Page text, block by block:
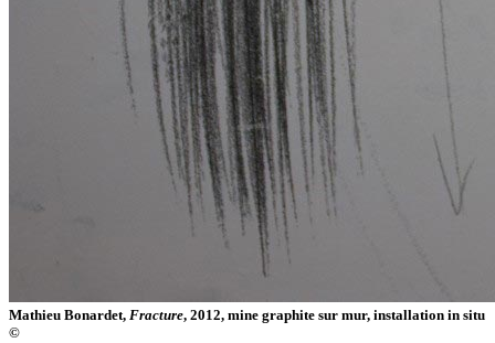
Mathieu Bonardet, Fracture, 2012, mine graphite sur mur, installation in situ
©